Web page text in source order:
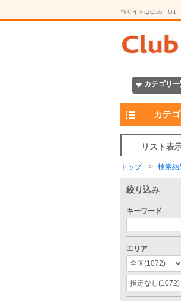
当サイトはClub Off
カテゴリ
カテ
リスト表
トップ 検索結
絞り込み
キーワード
エリア
全国(1072)
指定なし(1072)